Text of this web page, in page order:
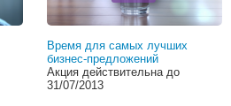
Время для самых лучших
бизнес-предложений
Акция действительна до
31/07/2013